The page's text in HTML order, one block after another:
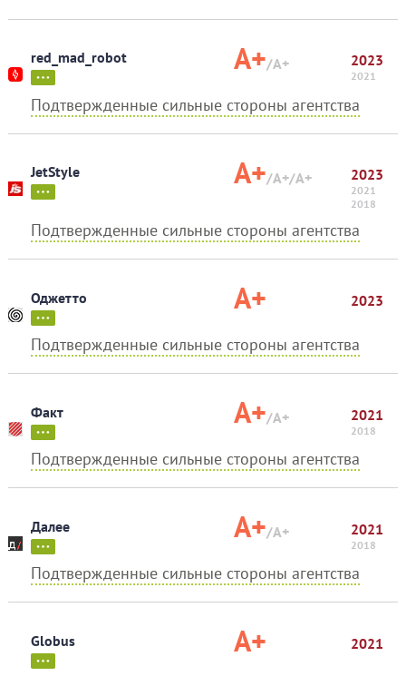
red_mad_robot A+/A+ 2023
2021
Подтвержденные сильные стороны агентства
JetStyle A+/A+/A+ 2023
2021
2018
Подтвержденные сильные стороны агентства
Оджетто A+ 2023
Подтвержденные сильные стороны агентства
Факт A+/A+ 2021
2018
Подтвержденные сильные стороны агентства
Далее A+/A+ 2021
2018
Подтвержденные сильные стороны агентства
Globus A+ 2021